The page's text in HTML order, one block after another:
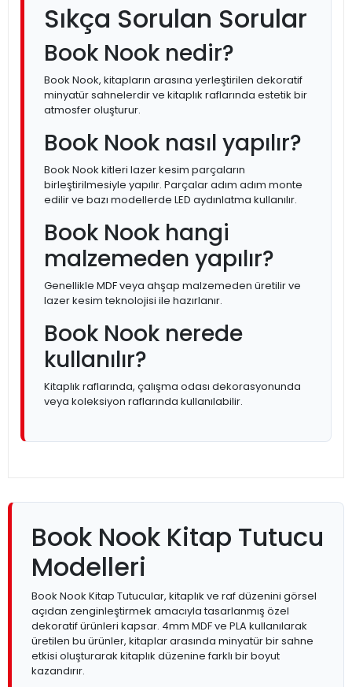
Sıkça Sorulan Sorular
Book Nook nedir?
Book Nook, kitapların arasına yerleştirilen dekoratif
minyatür sahnelerdir ve kitaplık raflarında estetik bir
atmosfer oluşturur.
Book Nook nasıl yapılır?
Book Nook kitleri lazer kesim parçaların
birleştirilmesiyle yapılır. Parçalar adım adım monte
edilir ve bazı modellerde LED aydınlatma kullanılır.
Book Nook hangi
malzemeden yapılır?
Genellikle MDF veya ahşap malzemeden üretilir ve
lazer kesim teknolojisi ile hazırlanır.
Book Nook nerede
kullanılır?
Kitaplık raflarında, çalışma odası dekorasyonunda
veya koleksiyon raflarında kullanılabilir.
Book Nook Kitap Tutucu
Modelleri
Book Nook Kitap Tutucular, kitaplık ve raf düzenini görsel
açıdan zenginleştirmek amacıyla tasarlanmış özel
dekoratif ürünleri kapsar. 4mm MDF ve PLA kullanılarak
üretilen bu ürünler, kitaplar arasında minyatür bir sahne
etkisi oluşturarak kitaplık düzenine farklı bir boyut
kazandırır.